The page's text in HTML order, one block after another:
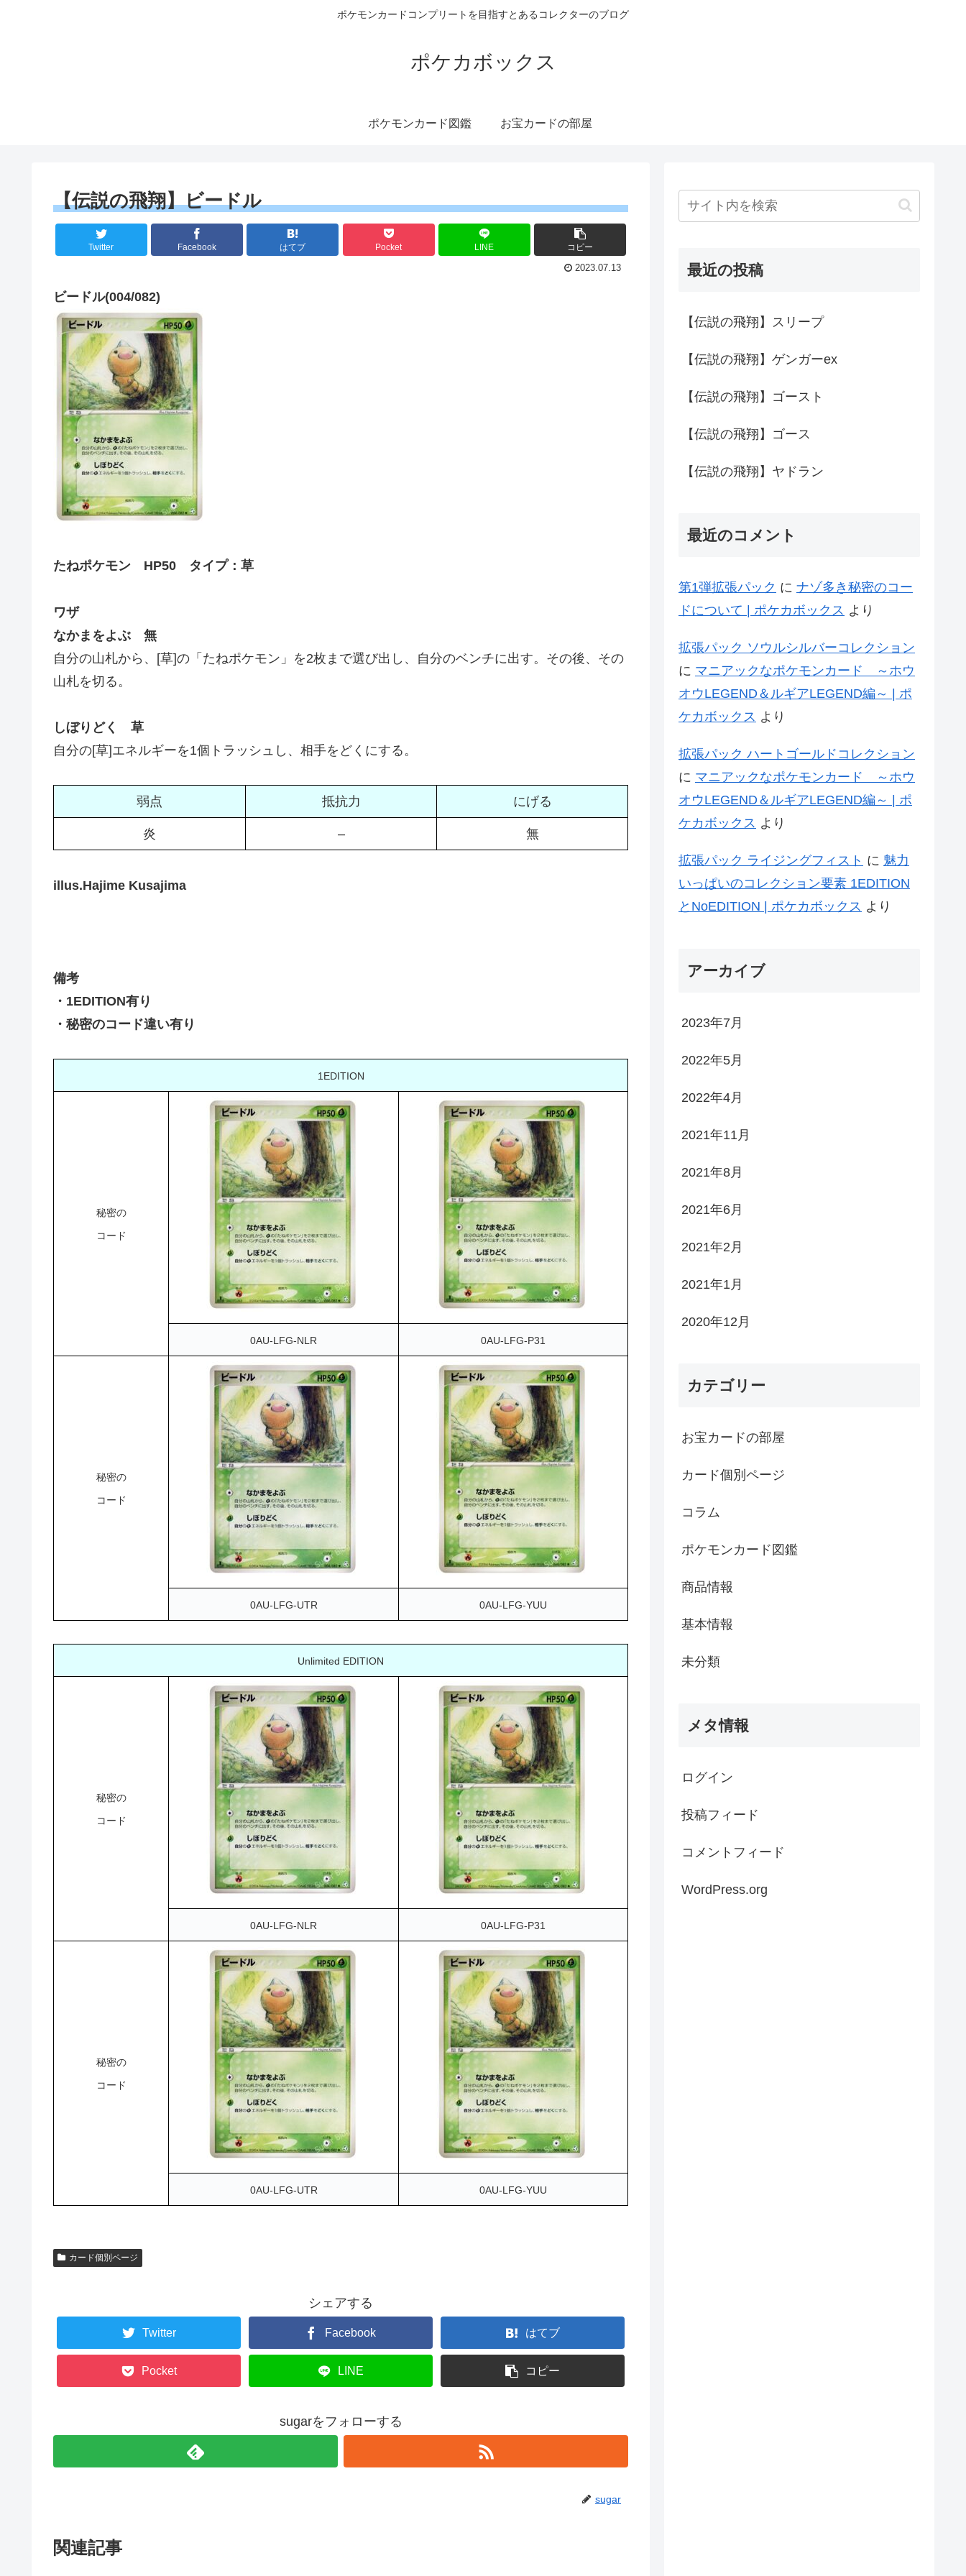
ポケモンカードコンプリートを目指すとあるコレクターのブログ
ポケカボックス
ポケモンカード図鑑 お宝カードの部屋
【伝説の飛翔】ビードル
Twitter Facebook はてブ Pocket LINE コピー
2023.07.13
ビードル(004/082)
たねポケモン HP50 タイプ：草
ワザ
なかまをよぶ 無
自分の山札から、[草]の「たねポケモン」を2枚まで選び出し、自分のベンチに出す。その後、その
山札を切る。
しぼりどく 草
自分の[草]エネルギーを1個トラッシュし、相手をどくにする。
弱点 抵抗力 にげる
炎 – 無
illus.Hajime Kusajima
備考
・1EDITION有り
・秘密のコード違い有り
1EDITION
秘密の
コード
0AU-LFG-NLR 0AU-LFG-P31
秘密の
コード
0AU-LFG-UTR 0AU-LFG-YUU
Unlimited EDITION
秘密の
コード
0AU-LFG-NLR 0AU-LFG-P31
秘密の
コード
0AU-LFG-UTR 0AU-LFG-YUU
カード個別ページ
シェアする
Twitter Facebook はてブ
Pocket LINE コピー
sugarをフォローする
sugar
関連記事
最近の投稿
【伝説の飛翔】スリープ
【伝説の飛翔】ゲンガーex
【伝説の飛翔】ゴースト
【伝説の飛翔】ゴース
【伝説の飛翔】ヤドラン
最近のコメント
第1弾拡張パック に ナゾ多き秘密のコー
ドについて | ポケカボックス より
拡張パック ソウルシルバーコレクション
に マニアックなポケモンカード ～ホウ
オウLEGEND＆ルギアLEGEND編～ | ポ
ケカボックス より
拡張パック ハートゴールドコレクション
に マニアックなポケモンカード ～ホウ
オウLEGEND＆ルギアLEGEND編～ | ポ
ケカボックス より
拡張パック ライジングフィスト に 魅力
いっぱいのコレクション要素 1EDITION
とNoEDITION | ポケカボックス より
アーカイブ
2023年7月
2022年5月
2022年4月
2021年11月
2021年8月
2021年6月
2021年2月
2021年1月
2020年12月
カテゴリー
お宝カードの部屋
カード個別ページ
コラム
ポケモンカード図鑑
商品情報
基本情報
未分類
メタ情報
ログイン
投稿フィード
コメントフィード
WordPress.org